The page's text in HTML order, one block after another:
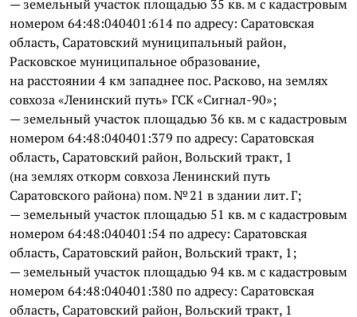
— земельный участок площадью 35 кв. м с кадастровым
номером 64:48:040401:614 по адресу: Саратовская
область, Саратовский муниципальный район,
Расковское муниципальное образование,
на расстоянии 4 км западнее пос. Расково, на землях
совхоза «Ленинский путь» ГСК «Сигнал-90»;
— земельный участок площадью 36 кв. м с кадастровым
номером 64:48:040401:379 по адресу: Саратовская
область, Саратовский район, Вольский тракт, 1
(на землях откорм совхоза Ленинский путь
Саратовского района) пом. № 21 в здании лит. Г;
— земельный участок площадью 51 кв. м с кадастровым
номером 64:48:040401:54 по адресу: Саратовская
область, Саратовский район, Вольский тракт, 1;
— земельный участок площадью 94 кв. м с кадастровым
номером 64:48:040401:380 по адресу: Саратовская
область, Саратовский район, Вольский тракт, 1